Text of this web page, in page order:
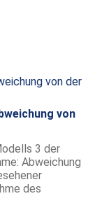
von
3 der
Abweichung
des